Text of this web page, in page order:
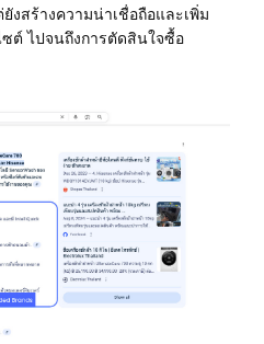
งสร้างความน่าเชื่อถือและเพิ่ม
ต์ ไปจนถึงการตัดสินใจซื้อ